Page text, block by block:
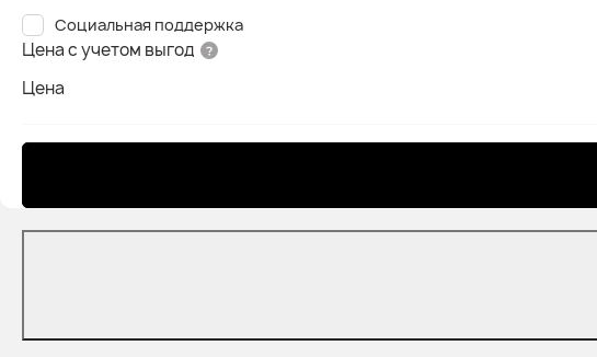
Социальная поддержка
Цена с учетом выгод
Цена